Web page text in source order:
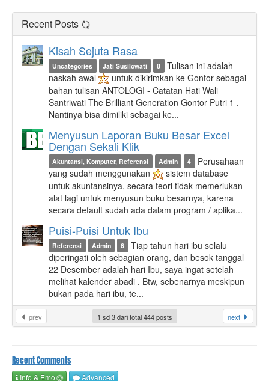
Recent Posts
Kisah Sejuta Rasa
Uncategories Jati Susilowati 8
Tulisan ini adalah
naskah awal
untuk dikirimkan ke Gontor sebagai
bahan tulisan ANTOLOGI - Catatan Hati Wali
Santriwati The Brilliant Generation Gontor Putri 1 .
Nantinya bisa dimiliki sebagai ke...
Menyusun Laporan Buku Besar Excel
Dengan Sekali Klik
Akuntansi, Komputer, Referensi Admin 4
Perusahaan
yang sudah menggunakan
sistem database
untuk akuntansinya, secara teori tidak memerlukan
alat lagi untuk menyusun buku besarnya, karena
secara default sudah ada dalam program / aplika...
Puisi-Puisi Untuk Ibu
Referensi Admin 6
Tiap tahun hari ibu selalu
diperingati oleh sebagian orang, dan besok tanggal
22 Desember adalah hari Ibu, saya ingat setelah
melihat kalender abadi . Btw, sebenarnya meskipun
bukan pada hari ibu, te...
prev 1 sd 3 dari total 444 posts next
Recent Comments
Info & Emo Advanced